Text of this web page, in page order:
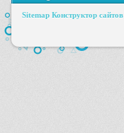
Sitemap Конструктор сайтов